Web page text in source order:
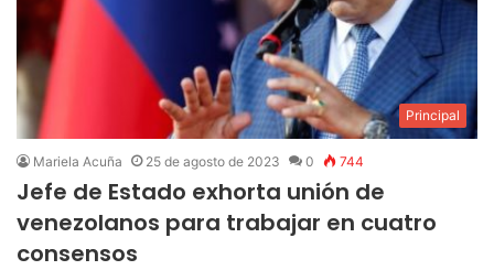
Principal
Mariela Acuña 25 de agosto de 2023 0 744
Jefe de Estado exhorta unión de
venezolanos para trabajar en cuatro
consensos